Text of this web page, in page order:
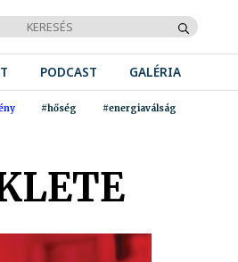
PODCAST GALÉRIA
#hőség #energiaválság